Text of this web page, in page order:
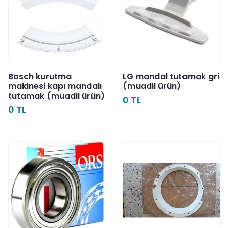
Bosch kurutma
makinesi kapı mandalı
tutamak (muadil ürün)
0 TL
LG mandal tutamak gri
(muadil ürün)
0 TL